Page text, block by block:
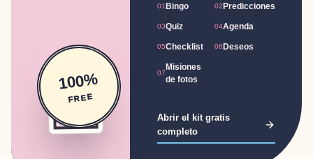
REVEALTOGETHER FREE
01 /
08
100%
FREE
01Bingo 02Predicciones
03Quiz 04Agenda
05Checklist 06 Deseos
07
Misiones
de fotos
Abrir el kit gratis
completo